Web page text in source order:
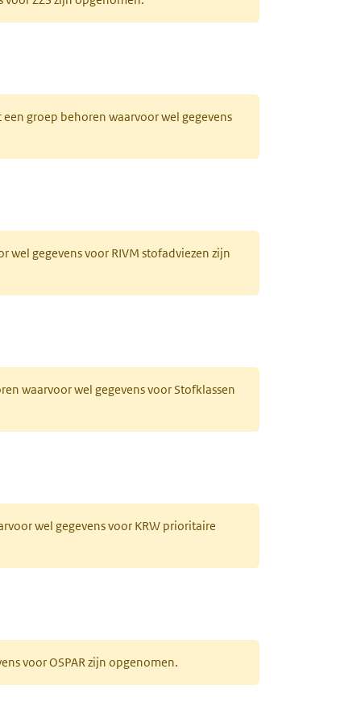
groep behoren waarvoor wel gegevens
wel gegevens voor RIVM stofadviezen zijn
waarvoor wel gegevens voor Stofklassen
wel gegevens voor KRW prioritaire
voor OSPAR zijn opgenomen.